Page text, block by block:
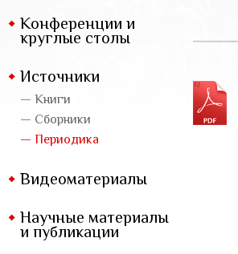
Конференции и
круглые столы
Источники
— Книги
— Сборники
— Периодика
Видеоматериалы
Научные материалы
и публикации